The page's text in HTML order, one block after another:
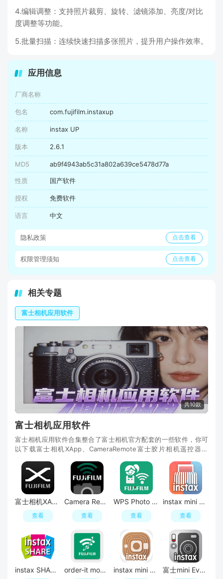
4.编辑调整：支持照片裁剪、旋转、滤镜添加、亮度/对比
度调整等功能。
5.批量扫描：连续快速扫描多张照片，提升用户操作效率。
应用信息
厂商名称
包名 com.fujifilm.instaxup
名称 instax UP
版本 2.6.1
MD5 ab9f4943ab5c31a802a639ce5478d77a
性质 国产软件
授权 免费软件
语言 中文
隐私政策 点击查看
权限管理须知 点击查看
相关专题
富士相机应用软件
共10款
富士相机应用软件
富士相机应用软件合集整合了富士相机官方配套的一些软件，你可
以下载富士相机XApp、CameraRemote富士胶片相机遥控器、
富士相机XApp安卓官方最新版
查看
Camera Remote富士胶片相机遥控器app官方手机版
查看
WPS Photo Transfer富士胶片WPS照片转印软件手机版
查看
instax mini Link富士迷你打印机app最新版本
查看
instax SHARE官方正版安卓版 order-it mobile富士相机传图神器app手机版 instax mini LiPlay富士miniplay海外版app安装包 富士mini Evo相机app官方安卓版